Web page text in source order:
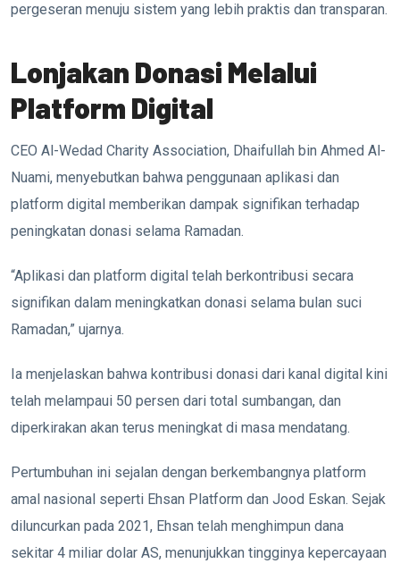
pergeseran menuju sistem yang lebih praktis dan transparan.
Lonjakan Donasi Melalui
Platform Digital
CEO Al-Wedad Charity Association, Dhaifullah bin Ahmed Al-
Nuami, menyebutkan bahwa penggunaan aplikasi dan
platform digital memberikan dampak signifikan terhadap
peningkatan donasi selama Ramadan.
“Aplikasi dan platform digital telah berkontribusi secara
signifikan dalam meningkatkan donasi selama bulan suci
Ramadan,” ujarnya.
Ia menjelaskan bahwa kontribusi donasi dari kanal digital kini
telah melampaui 50 persen dari total sumbangan, dan
diperkirakan akan terus meningkat di masa mendatang.
Pertumbuhan ini sejalan dengan berkembangnya platform
amal nasional seperti Ehsan Platform dan Jood Eskan. Sejak
diluncurkan pada 2021, Ehsan telah menghimpun dana
sekitar 4 miliar dolar AS, menunjukkan tingginya kepercayaan